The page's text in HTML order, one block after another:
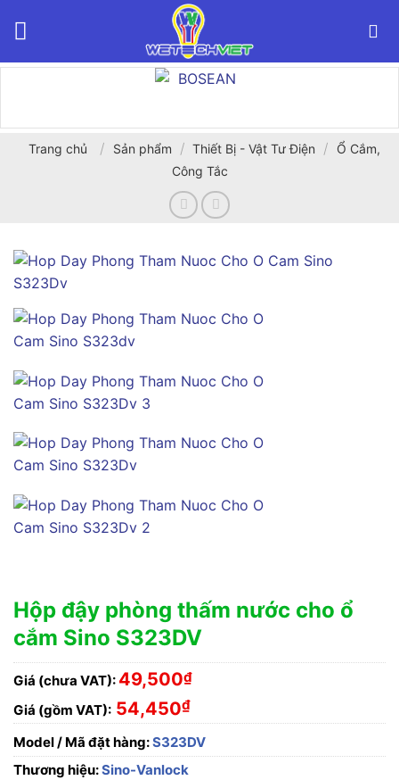
Trang chủ / Sản phẩm / Thiết Bị - Vật Tư Điện /
Ổ Cắm,
Công Tắc
Hộp đậy phòng thấm nước cho ổ
cắm Sino S323DV
Giá (chưa VAT): 49,500₫
Giá (gồm VAT): 54,450₫
Model / Mã đặt hàng:S323DV
Thương hiệu:Sino-Vanlock